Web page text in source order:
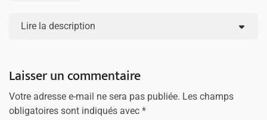
Lire la description
Laisser un commentaire
Votre adresse e-mail ne sera pas publiée. Les champs
obligatoires sont indiqués avec *